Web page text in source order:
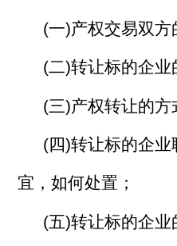
(一)产权交易双方
(二)转让标的企业
(三)产权转让的方
(四)转让标的企
宜，如何处置；
(五)转让标的企业